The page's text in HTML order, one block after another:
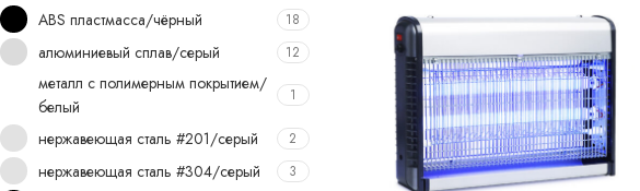
ABS пластмасса/чёрный 18
алюминиевый сплав/серый 12
металл с полимерным покрытием/
белый
1
нержавеющая сталь #201/серый 2
нержавеющая сталь #304/серый 3